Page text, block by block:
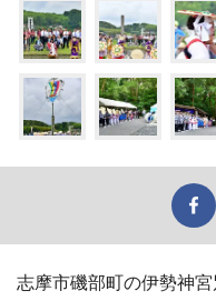
志摩市磯部町の伊勢神